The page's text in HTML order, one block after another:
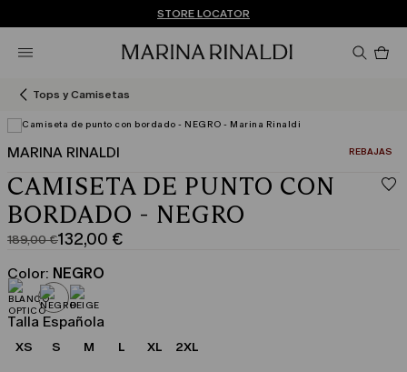
ENVÍO Y DEVOLUCIONES GRATUITOS
¿No tienes una cuenta? REGÍSTRATE AHORA
STORE LOCATOR
Tops y Camisetas
MARINA RINALDI CATEGORÍA:
REBAJAS
CAMISETA DE PUNTO CON
BORDADO - NEGRO
189,00 €
Precio
original
189,00
€
132,00 €
Precio
actual
132,00
€
Color: NEGRO
Talla Española
XS S M L XL 2XL